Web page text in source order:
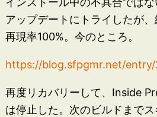
アップデートにトライしたが、
再現率100%。今のところ。
https://blog.sfpgmr.net/
再度リカバリーして、Inside
は停止した。次のビルドまで